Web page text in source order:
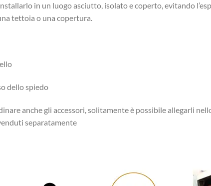
in un luogo asciutto, isolato e coperto, evitando
tettoia o una copertura.
dello spiedo
anche gli accessori, solitamente è possibile allegarli
separatamente